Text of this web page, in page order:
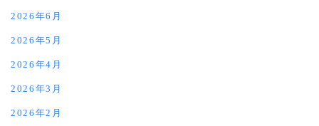
2026年6月
2026年5月
2026年4月
2026年3月
2026年2月